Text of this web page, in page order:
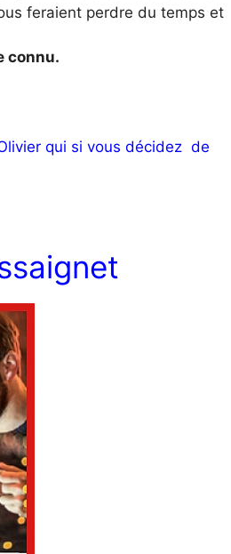
feraient perdre du temps et
connu.
qui si vous décidez de